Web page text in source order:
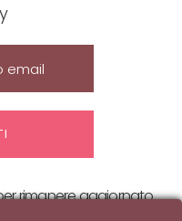
rimanere aggiornato